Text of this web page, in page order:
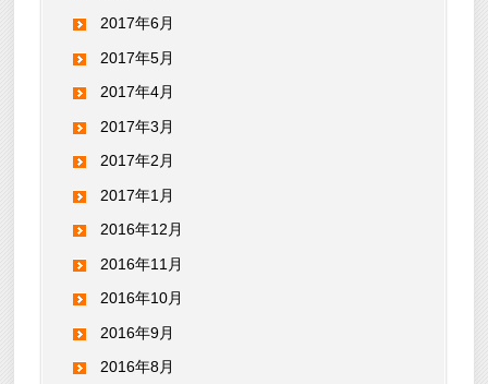
2017年6月
2017年5月
2017年4月
2017年3月
2017年2月
2017年1月
2016年12月
2016年11月
2016年10月
2016年9月
2016年8月